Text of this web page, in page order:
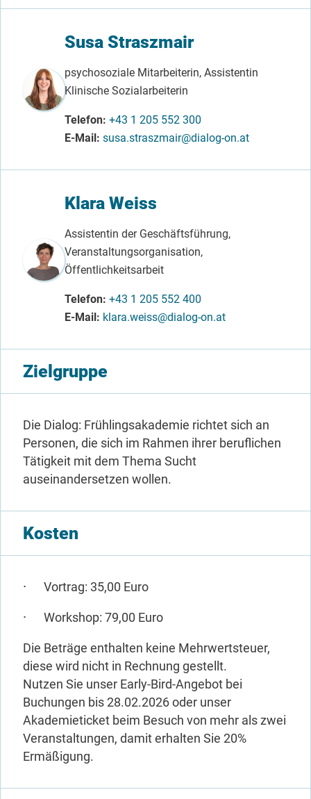
Susa Straszmair
psychosoziale Mitarbeiterin, Assistentin
Klinische Sozialarbeiterin
Telefon +43 1 205 552 300
E-Mail susa.straszmair@dialog-on.at
Klara Weiss
Assistentin der Geschäftsführung,
Veranstaltungsorganisation,
Öffentlichkeitsarbeit
Telefon +43 1 205 552 400
E-Mail klara.weiss@dialog-on.at
Zielgruppe
Die Dialog: Frühlingsakademie richtet sich an
Personen, die sich im Rahmen ihrer beruflichen
Tätigkeit mit dem Thema Sucht
auseinandersetzen wollen.
Kosten
Vortrag: 35,00 Euro
Workshop: 79,00 Euro
Die Beträge enthalten keine Mehrwertsteuer,
diese wird nicht in Rechnung gestellt.
Nutzen Sie unser Early-Bird-Angebot bei
Buchungen bis 28.02.2026 oder unser
Akademieticket beim Besuch von mehr als zwei
Veranstaltungen, damit erhalten Sie 20%
Ermäßigung.